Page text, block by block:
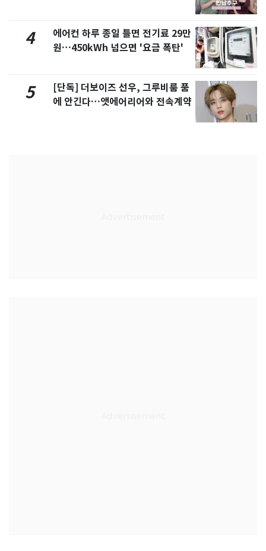
4
에어컨 하루 종일 틀면 전기료 29만
원…450kWh 넘으면 '요금 폭탄'
5
[단독] 더보이즈 선우, 그루비룸 품
에 안긴다…앳에어리어와 전속계약